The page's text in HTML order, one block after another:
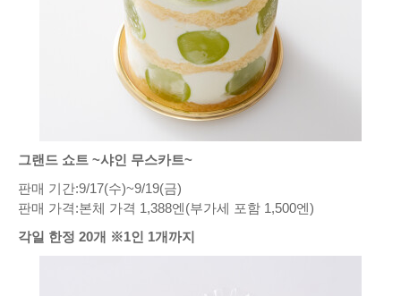
그랜드 쇼트 ~샤인 무스카트~
판매 기간:9/17(수)~9/19(금)
판매 가격:본체 가격 1,388엔(부가세 포함 1,500엔)
각일 한정 20개 ※1인 1개까지